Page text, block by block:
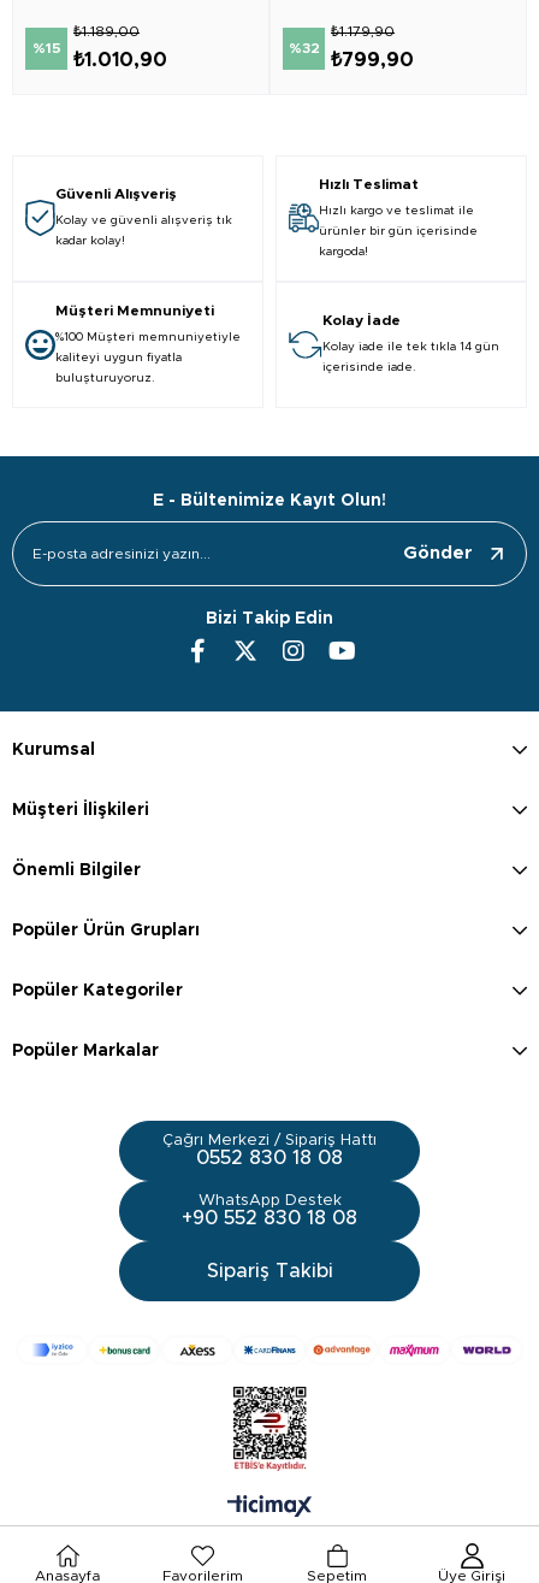
%15
₺1.010,90
₺1.189,00
%32
₺799,90
₺1.179,90
Güvenli Alışveriş
Kolay ve güvenli alışveriş tık
kadar kolay!
Hızlı Teslimat
Hızlı kargo ve teslimat ile
ürünler bir gün içerisinde
kargoda!
Müşteri Memnuniyeti
%100 Müşteri memnuniyetiyle
kaliteyi uygun fiyatla
buluşturuyoruz.
Kolay İade
Kolay iade ile tek tıkla 14 gün
içerisinde iade.
E - Bültenimize Kayıt Olun!
Gönder
Bizi Takip Edin
Kurumsal
Müşteri İlişkileri
Önemli Bilgiler
Popüler Ürün Grupları
Popüler Kategoriler
Popüler Markalar
Çağrı Merkezi / Sipariş Hattı
0552 830 18 08
WhatsApp Destek
+90 552 830 18 08
Sipariş Takibi
Anasayfa Favorilerim Sepetim Üye Girişi